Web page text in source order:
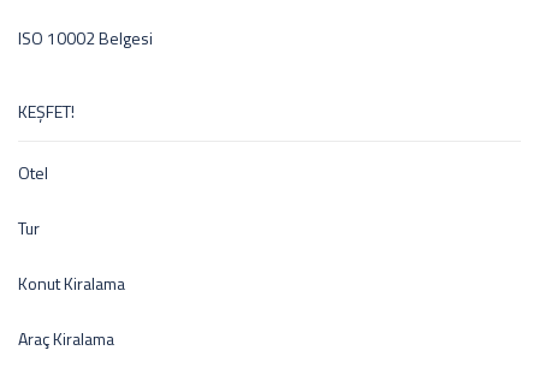
ISO 10002 Belgesi
KEŞFET!
Otel
Tur
Konut Kiralama
Araç Kiralama